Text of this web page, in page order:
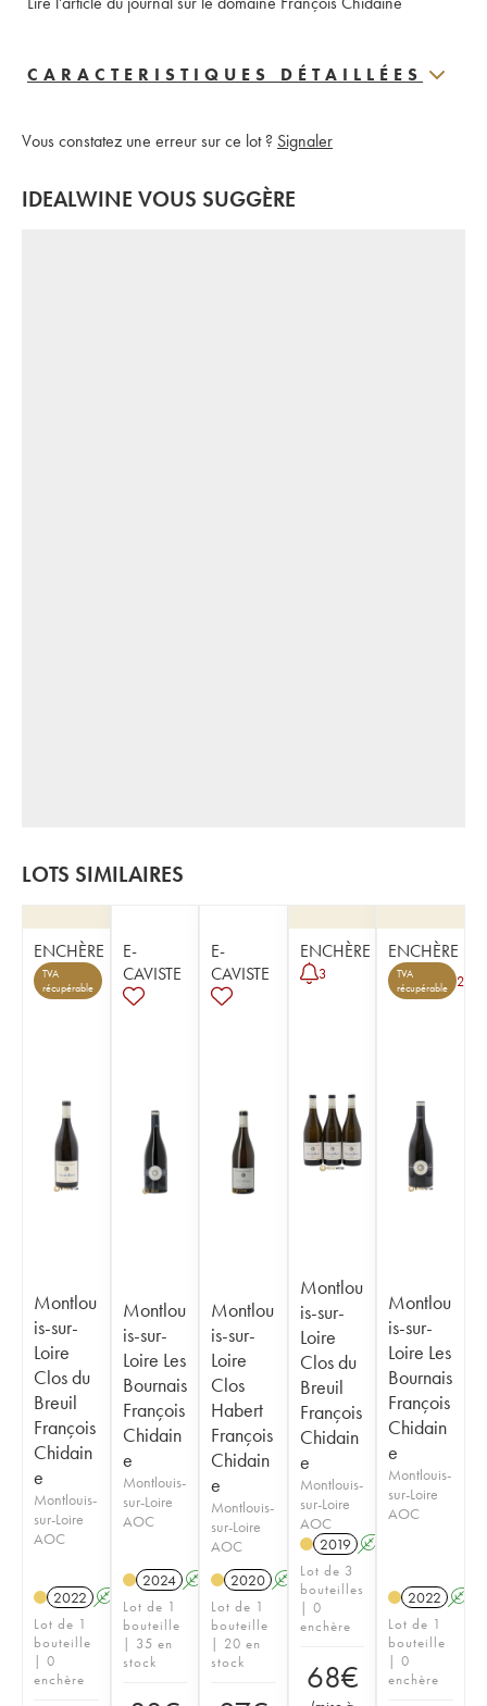
CARACTERISTIQUES DÉTAILLÉES
Vous constatez une erreur sur ce lot ? Signaler
IDEALWINE VOUS SUGGÈRE
LOTS SIMILAIRES
ENCHÈRE
TVA
récupérable
Montlou
is-sur-
Loire
Clos du
Breuil
François
Chidain
e
Montlouis-
sur-Loire
AOC
2022 A
Lot de 1
bouteille
| 0
enchère
E-
CAVISTE
Montlou
is-sur-
Loire Les
Bournais
François
Chidain
e
Montlouis-
sur-Loire
AOC
2024 A
Lot de 1
bouteille
| 35 en
stock
E-
CAVISTE
Montlou
is-sur-
Loire
Clos
Habert
François
Chidain
e
Montlouis-
sur-Loire
AOC
2020 A
Lot de 1
bouteille
| 20 en
stock
ENCHÈRE
3
Montlou
is-sur-
Loire
Clos du
Breuil
François
Chidain
e
Montlouis-
sur-Loire
AOC
2019 A
Lot de 3
bouteilles
| 0
enchère
68€
ENCHÈRE
TVA
récupérable
2
Montlou
is-sur-
Loire Les
Bournais
François
Chidain
e
Montlouis-
sur-Loire
AOC
2022 A
Lot de 1
bouteille
| 0
enchère